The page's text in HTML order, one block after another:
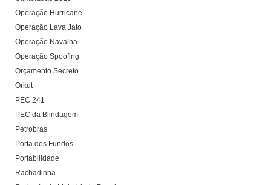
Operação Hurricane
Operação Lava Jato
Operação Navalha
Operação Spoofing
Orçamento Secreto
Orkut
PEC 241
PEC da Blindagem
Petrobras
Porta dos Fundos
Portabilidade
Rachadinha